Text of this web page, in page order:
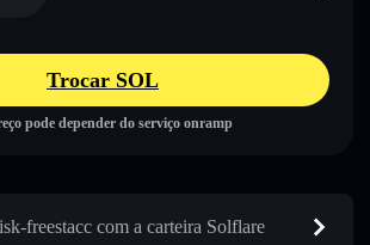
Trocar SOL
pode depender do serviço onramp
freestacc com a carteira Solflare